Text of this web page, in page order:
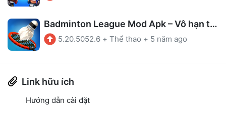
Badminton League Mod Apk – Vô hạn tiền
5.20.5052.6 + Thể thao + 5 năm ago
Link hữu ích
Hướng dẫn cài đặt